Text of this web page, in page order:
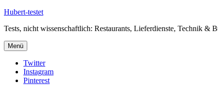
Hubert-testet
Tests, nicht wissenschaftlich: Restaurants, Lieferdienste, Technik &
Menü
Twitter
Instagram
Pinterest